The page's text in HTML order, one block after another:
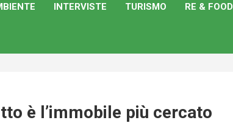
INTERVISTE TURISMO RE & FOOD
è l’immobile più cercato